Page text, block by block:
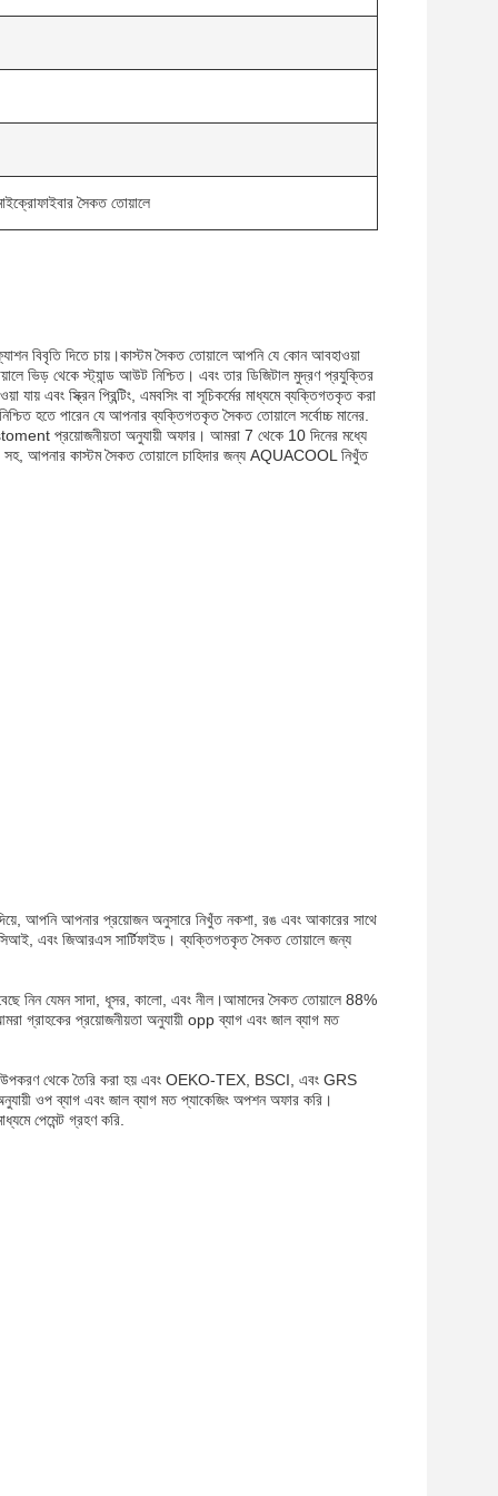
সৈকত তোয়ালে
বিবৃতি দিতে চায়।কাস্টম সৈকত তোয়ালে আপনি যে কোন আবহাওয়া
ভিড় থেকে স্ট্যান্ড আউট নিশ্চিত। এবং তার ডিজিটাল মুদ্রণ প্রযুক্তির
যায় এবং স্ক্রিন প্রিন্টিং, এমবসিং বা সূচিকর্মের মাধ্যমে ব্যক্তিগতকৃত করা
হতে পারেন যে আপনার ব্যক্তিগতকৃত সৈকত তোয়ালে সর্বোচ্চ মানের.
প্রয়োজনীয়তা অনুযায়ী অফার। আমরা 7 থেকে 10 দিনের মধ্যে
সহ, আপনার কাস্টম সৈকত তোয়ালে চাহিদার জন্য AQUACOOL নিখুঁত
আপনি আপনার প্রয়োজন অনুসারে নিখুঁত নকশা, রঙ এবং আকারের সাথে
এবং জিআরএস সার্টিফাইড। ব্যক্তিগতকৃত সৈকত তোয়ালে জন্য
নিন যেমন সাদা, ধূসর, কালো, এবং নীল।আমাদের সৈকত তোয়ালে 88%
গ্রাহকের প্রয়োজনীয়তা অনুযায়ী opp ব্যাগ এবং জাল ব্যাগ মত
উপকরণ থেকে তৈরি করা হয় এবং OEKO-TEX, BSCI, এবং GRS
ওপ ব্যাগ এবং জাল ব্যাগ মত প্যাকেজিং অপশন অফার করি।
পেমেন্ট গ্রহণ করি.